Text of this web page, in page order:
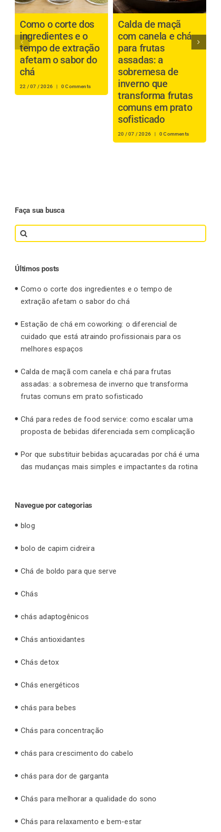
Como o corte dos
ingredientes e o
tempo de extração
afetam o sabor do
chá
22 / 07 / 2026 | 0 Comments
Calda de maçã
com canela e chá
para frutas
assadas: a
sobremesa de
inverno que
transforma frutas
comuns em prato
sofisticado
20 / 07 / 2026 | 0 Comments
Faça sua busca
Search
for:
Últimos posts
Como o corte dos ingredientes e o tempo de
extração afetam o sabor do chá
Estação de chá em coworking: o diferencial de
cuidado que está atraindo profissionais para os
melhores espaços
Calda de maçã com canela e chá para frutas
assadas: a sobremesa de inverno que transforma
frutas comuns em prato sofisticado
Chá para redes de food service: como escalar uma
proposta de bebidas diferenciada sem complicação
Por que substituir bebidas açucaradas por chá é uma
das mudanças mais simples e impactantes da rotina
Navegue por categorias
blog
bolo de capim cidreira
Chá de boldo para que serve
Chás
chás adaptogênicos
Chás antioxidantes
Chás detox
Chás energéticos
chás para bebes
Chás para concentração
chás para crescimento do cabelo
chás para dor de garganta
Chás para melhorar a qualidade do sono
Chás para relaxamento e bem-estar